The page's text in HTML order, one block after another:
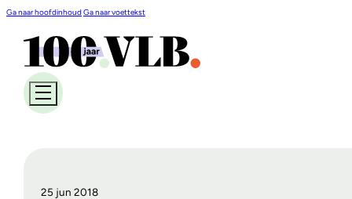
Ga naar hoofdinhoudGa naar voettekst
25 jun 2018